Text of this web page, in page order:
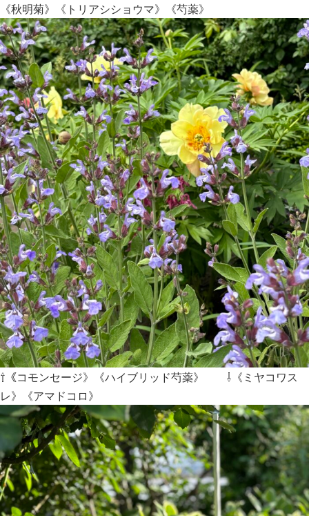
《秋明菊》《トリアシショウマ》《芍薬》
⇧《コモンセージ》《ハイブリッド芍薬》 ⇩《ミヤコワス
レ》《アマドコロ》